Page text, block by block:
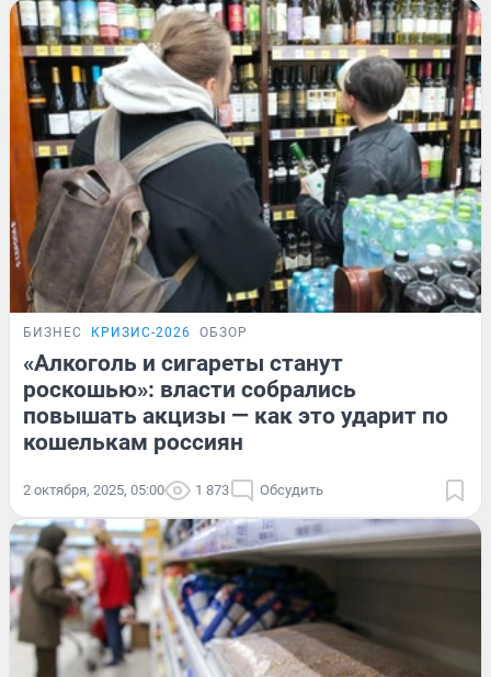
БИЗНЕС КРИЗИС-2026 ОБЗОР
«Алкоголь и сигареты станут
роскошью»: власти собрались
повышать акцизы — как это ударит по
кошелькам россиян
2 октября, 2025, 05:00 1 873 Обсудить